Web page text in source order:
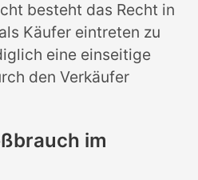
besteht das Recht in
Käufer eintreten zu
eine einseitige
den Verkäufer
im